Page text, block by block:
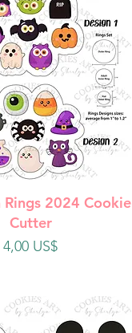
rápida
Rings 2024 Cookie
Cutter
Precio
4,00 US$